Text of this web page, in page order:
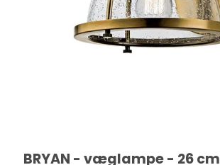
BRYAN - væglampe - 26 cm